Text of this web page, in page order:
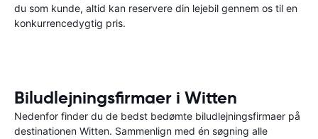
du som kunde, altid kan reservere din lejebil gennem os til en
konkurrencedygtig pris.
Biludlejningsfirmaer i Witten
Nedenfor finder du de bedst bedømte biludlejningsfirmaer på
destinationen Witten. Sammenlign med én søgning alle